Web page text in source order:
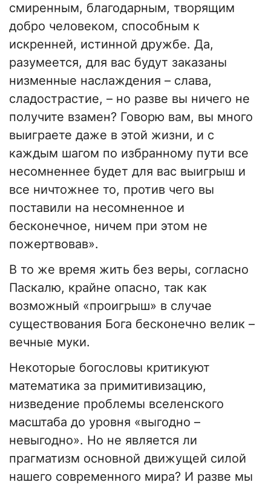
смиренным, благодарным, творящим
добро человеком, способным к
искренней, истинной дружбе. Да,
разумеется, для вас будут заказаны
низменные наслаждения – слава,
сладострастие, – но разве вы ничего не
получите взамен? Говорю вам, вы много
выиграете даже в этой жизни, и с
каждым шагом по избранному пути все
несомненнее будет для вас выигрыш и
все ничтожнее то, против чего вы
поставили на несомненное и
бесконечное, ничем при этом не
пожертвовав».
В то же время жить без веры, согласно
Паскалю, крайне опасно, так как
возможный «проигрыш» в случае
существования Бога бесконечно велик –
вечные муки.
Некоторые богословы критикуют
математика за примитивизацию,
низведение проблемы вселенского
масштаба до уровня «выгодно –
невыгодно». Но не является ли
прагматизм основной движущей силой
нашего современного мира? И разве мы